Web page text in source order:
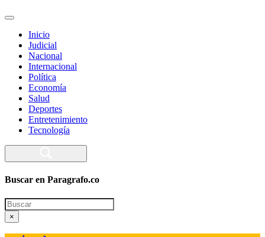
Inicio
Judicial
Nacional
Internacional
Política
Economía
Salud
Deportes
Entretenimiento
Tecnología
Buscar en Paragrafo.co
Search
×